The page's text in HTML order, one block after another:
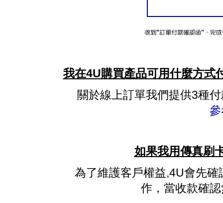
我在4U購買產品可用什麼方式
關於線上訂單我們提供3種
如果我用傳真刷
為了維護客戶權益,4U會先
作，當收款確